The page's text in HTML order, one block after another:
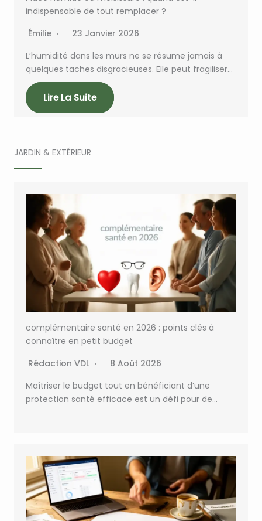
indispensable de tout remplacer ?
Émilie
23 Janvier 2026
L’humidité dans les murs ne se résume jamais à
quelques taches disgracieuses. Elle peut fragiliser…
Lire La Suite
JARDIN & EXTÉRIEUR
complémentaire santé en 2026 : points clés à
connaître en petit budget
Rédaction VDL
8 Août 2026
Maîtriser le budget tout en bénéficiant d’une
protection santé efficace est un défi pour de…